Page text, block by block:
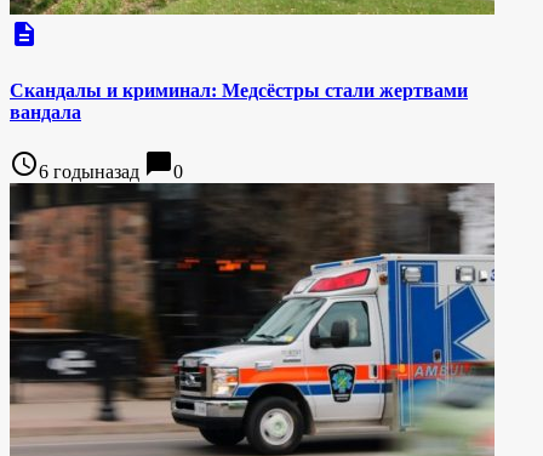
description
Скандалы и криминал: Медсёстры стали жертвами
вандала
access_time6 годыназад chat_bubble0